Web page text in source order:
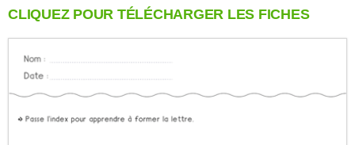
CLIQUEZ POUR TÉLÉCHARGER LES FICHES